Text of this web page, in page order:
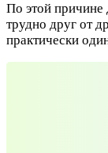
По этой причине
трудно друг от
практически